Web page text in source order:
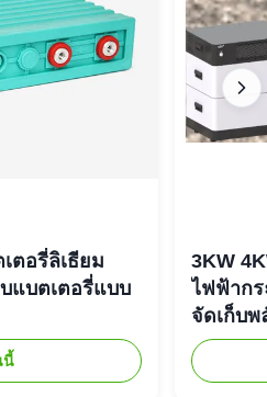
ตอรี่ลิเธียม
แบตเตอรี่แบบ
นี้
3KW
ไฟฟ้าก
จัดเก็บพ